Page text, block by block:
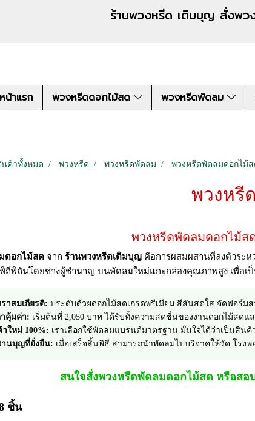
ด เติมบุญ สั่งพวงหรีดด่ว
หน้าแรก พวงหรีดดอกไม้สด พวงหรีดพัดลม
นค้าทั้งหมด พวงหรีด พวงหรีดพัดลม พวงหรีดพัดลมดอกไม้ส
พวงหรี
พวงหรีดพัดลมดอกไม้ส
ดอกไม้สด จาก ร้านพวงหรีดเติมบุญ คือการผสมผสานที่ลงตัวระ
ถีพิถันโดยช่างผู้ชำนาญ บนพัดลมใหม่แกะกล่องคุณภาพสูง เพื่อเ
าสมเกียรติ: ประดับด้วยดอกไม้สดเกรดพรีเมียม สีสันสดใส จัดฟอร์ม
คุ้มค่า: เริ่มต้นที่ 2,050 บาท ได้รับทั้งความสดชื่นของงานดอกไม้สด
ใหม่ 100%: เราเลือกใช้พัดลมแบรนด์มาตรฐาน มั่นใจได้ว่าเป็นสิน
านบุญที่ยั่งยืน: เมื่อเสร็จสิ้นพิธี สามารถนำพัดลมไปบริจาคให้วัด โรง
สนใจสั่งพวงหรีดพัดลมดอกไม้สด หรือสอ
ชิ้น